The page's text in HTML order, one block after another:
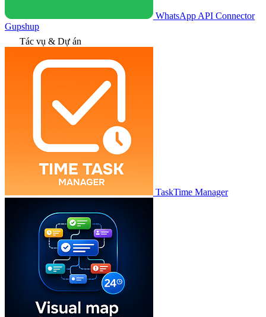
WhatsApp API Connector
Gupshup
Tác vụ & Dự án
TaskTime Manager